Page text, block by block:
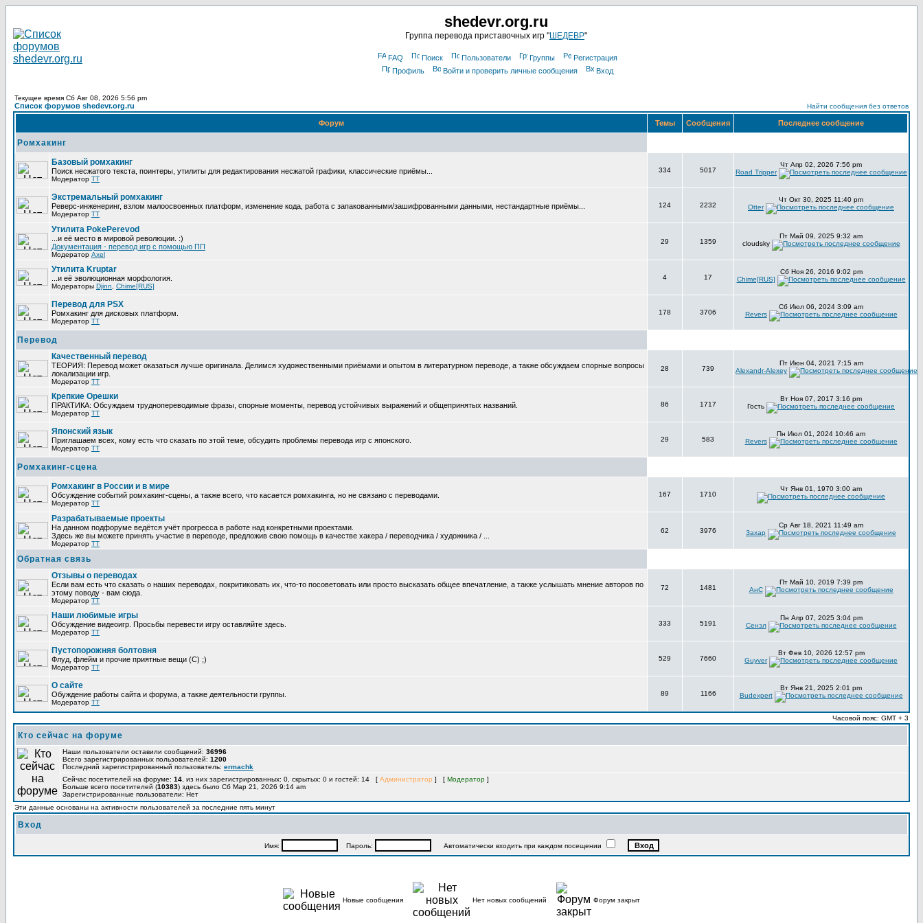
shedevr.org.ru
Группа перевода приставочных игр "ШЕДЕВР"
FAQ Поиск Пользователи Группы
Регистрация
Профиль
Войти и проверить личные сообщения Вход
Текущее время Сб Авг 08, 2026 5:56 pm
Список форумов shedevr.org.ru Найти сообщения без ответов
Форум Темы Сообщения Последнее сообщение
Ромхакинг
Базовый ромхакинг
Поиск несжатого текста, поинтеры, утилиты для редактирования несжатой графики, классические приёмы...
Модератор TT
334 5017
Чт Апр 02, 2026 7:56 pm
Road Tripper
Экстремальный ромхакинг
Реверс-инженеринг, взлом малоосвоенных платформ, изменение кода, работа с запакованными/зашифрованными данными, нестандартные приёмы...
Модератор TT
124 2232
Чт Окт 30, 2025 11:40 pm
Otter
Утилита PokePerevod
...и её место в мировой революции. :)
Документация - перевод игр с помощью ПП
Модератор Axel
29 1359
Пт Май 09, 2025 9:32 am
cloudsky
Утилита Kruptar
...и её эволюционная морфология.
Модераторы Djinn Chime[RUS]
4 17
Сб Ноя 26, 2016 9:02 pm
Chime[RUS]
Перевод для PSX
Ромхакинг для дисковых платформ.
Модератор TT
178 3706
Сб Июл 06, 2024 3:09 am
Revers
Перевод
Качественный перевод
ТЕОРИЯ: Перевод может оказаться лучше оригинала. Делимся художественными приёмами и опытом в литературном переводе, а также обсуждаем спорные вопросы
локализации игр.
Модератор TT
28 739
Пт Июн 04, 2021 7:15 am
Alexandr-Alexey
Крепкие Орешки
ПРАКТИКА: Обсуждаем труднопереводимые фразы, спорные моменты, перевод устойчивых выражений и общепринятых названий.
Модератор TT
86 1717
Вт Ноя 07, 2017 3:16 pm
Гость
Японский язык
Приглашаем всех, кому есть что сказать по этой теме, обсудить проблемы перевода игр с японского.
Модератор TT
29 583
Пн Июл 01, 2024 10:46 am
Revers
Ромхакинг-сцена
Ромхакинг в России и в мире
Обсуждение событий ромхакинг-сцены, а также всего, что касается ромхакинга, но не связано с переводами.
Модератор TT
167 1710
Чт Янв 01, 1970 3:00 am
Разрабатываемые проекты
На данном подфоруме ведётся учёт прогресса в работе над конкретными проектами.
Здесь же вы можете принять участие в переводе, предложив свою помощь в качестве хакера / переводчика / художника / ...
Модератор TT
62 3976
Ср Авг 18, 2021 11:49 am
Захар
Обратная связь
Отзывы о переводах
Если вам есть что сказать о наших переводах, покритиковать их, что-то посоветовать или просто высказать общее впечатление, а также услышать мнение авторов по
этому поводу - вам сюда.
Модератор TT
72 1481
Пт Май 10, 2019 7:39 pm
АнС
Наши любимые игры
Обсуждение видеоигр. Просьбы перевести игру оставляйте здесь.
Модератор TT
333 5191
Пн Апр 07, 2025 3:04 pm
Сенэл
Пустопорожняя болтовня
Флуд, флейм и прочие приятные вещи (C) ;)
Модератор TT
529 7660
Вт Фев 10, 2026 12:57 pm
Guyver
О сайте
Обуждение работы сайта и форума, а также деятельности группы.
Модератор TT
89 1166
Вт Янв 21, 2025 2:01 pm
Budexpert
Часовой пояс: GMT + 3
Кто сейчас на форуме
Наши пользователи оставили сообщений: 36996
Всего зарегистрированных пользователей: 1200
Последний зарегистрированный пользователь: ermachk
Сейчас посетителей на форуме: 14 , из них зарегистрированных: 0, скрытых: 0 и гостей: 14 [ Администратор ] [ Модератор ]
Больше всего посетителей (10383) здесь было Сб Мар 21, 2026 9:14 am
Зарегистрированные пользователи: Нет
Эти данные основаны на активности пользователей за последние пять минут
Вход
Имя: Пароль: Автоматически входить при каждом посещении
Новые сообщения Нет новых сообщений Форум закрыт